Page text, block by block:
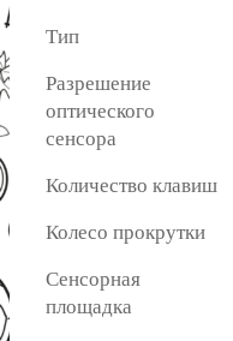
Тип
Разрешение
оптического
сенсора
Количество клавиш
Колесо прокрутки
Сенсорная
площадка